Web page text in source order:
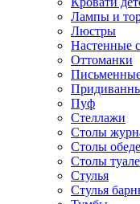
Лампы и
Люстры
Настенные
Оттоманки
Пуф
Стеллажи
Столы
Столы
Столы
Стулья
Стулья